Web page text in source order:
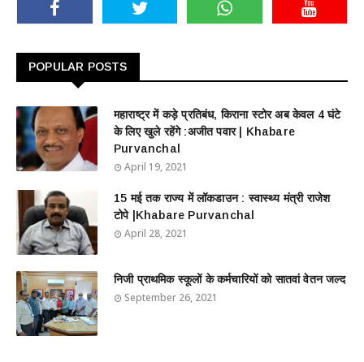
POPULAR POSTS
महाराष्ट्र में कड़े प्रतिबंध, किराना स्टोर अब केवल 4 घंटे
के लिए खुले रहेंगे :अजीत पवार | Khabare
Purvanchal
April 19, 2021
15 मई तक राज्य में लॉकडाउन : स्वास्थ्य मंत्री राजेश
टोपे |Khabare Purvanchal
April 28, 2021
निजी प्राथमिक स्कूलों के कर्मचारियों को सातवां वेतन जल्द
September 26, 2021